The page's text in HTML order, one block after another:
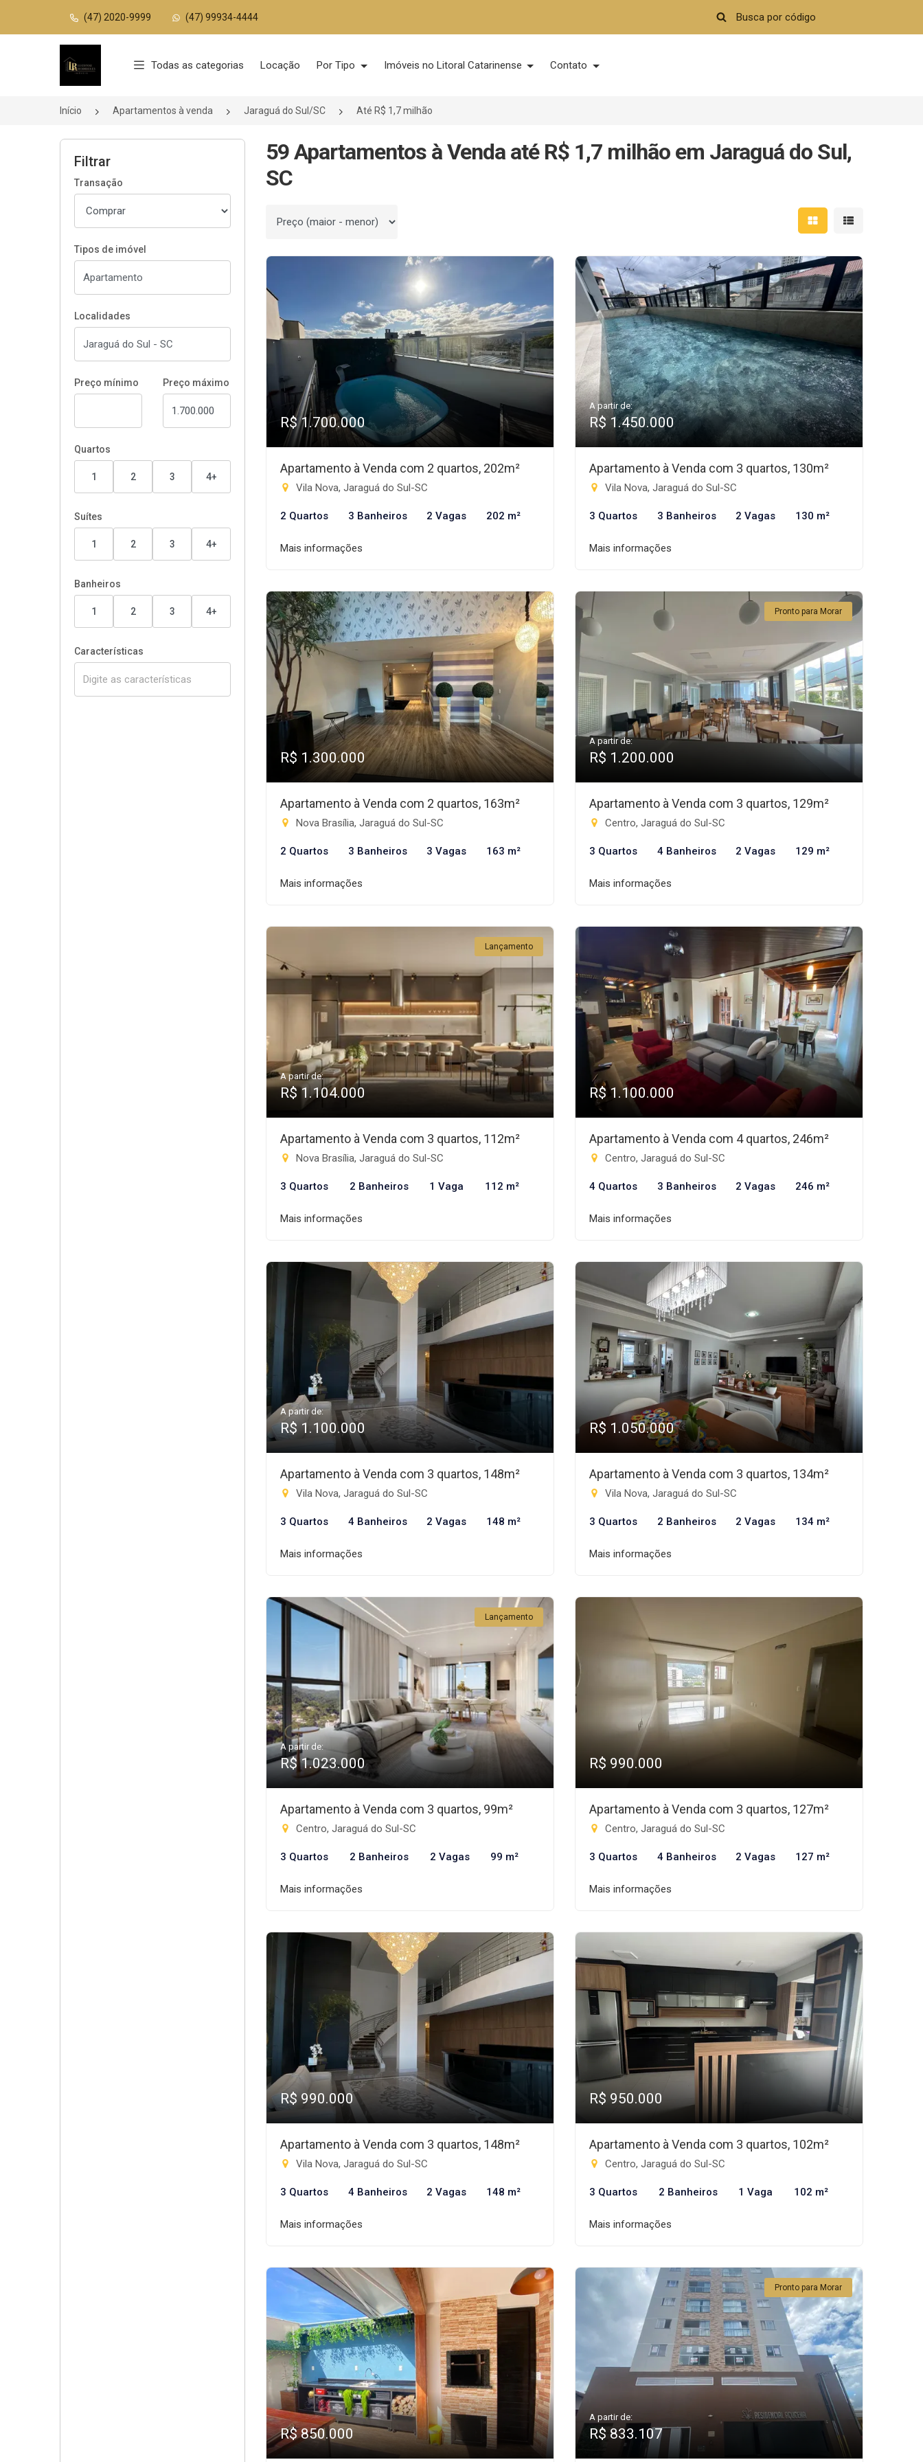
(47) 2020-9999 (47) 99934-4444
Página inicial
Todas as categorias Locação Por Tipo Imóveis no Litoral Catarinense Contato
Início Apartamentos à venda Jaraguá do Sul/SC Até R$ 1,7 milhão
Filtrar
Transação
Tipos de imóvel
Localidades
Preço mínimo Preço máximo
Quartos
1 2 3 4+
Suítes
1 2 3 4+
Banheiros
1 2 3 4+
Características
59 Apartamentos à Venda até R$ 1,7 milhão em Jaraguá do Sul,
SC
Ordenar por Mostrar resultados em
Mostrar
R$ 1.700.000
Apartamento à Venda com 2 quartos, 202m²
Vila Nova, Jaraguá do Sul-SC
2 Quartos 3 Banheiros 2 Vagas 202 m²
Mais informações
A partir de:
R$ 1.450.000
Apartamento à Venda com 3 quartos, 130m²
Vila Nova, Jaraguá do Sul-SC
3 Quartos 3 Banheiros 2 Vagas 130 m²
Mais informações
R$ 1.300.000
Apartamento à Venda com 2 quartos, 163m²
Nova Brasília, Jaraguá do Sul-SC
2 Quartos 3 Banheiros 3 Vagas 163 m²
Mais informações
Pronto para Morar
A partir de:
R$ 1.200.000
Apartamento à Venda com 3 quartos, 129m²
Centro, Jaraguá do Sul-SC
3 Quartos 4 Banheiros 2 Vagas 129 m²
Mais informações
Lançamento
A partir de:
R$ 1.104.000
Apartamento à Venda com 3 quartos, 112m²
Nova Brasília, Jaraguá do Sul-SC
3 Quartos 2 Banheiros 1 Vaga 112 m²
Mais informações
R$ 1.100.000
Apartamento à Venda com 4 quartos, 246m²
Centro, Jaraguá do Sul-SC
4 Quartos 3 Banheiros 2 Vagas 246 m²
Mais informações
A partir de:
R$ 1.100.000
Apartamento à Venda com 3 quartos, 148m²
Vila Nova, Jaraguá do Sul-SC
3 Quartos 4 Banheiros 2 Vagas 148 m²
Mais informações
R$ 1.050.000
Apartamento à Venda com 3 quartos, 134m²
Vila Nova, Jaraguá do Sul-SC
3 Quartos 2 Banheiros 2 Vagas 134 m²
Mais informações
Lançamento
A partir de:
R$ 1.023.000
Apartamento à Venda com 3 quartos, 99m²
Centro, Jaraguá do Sul-SC
3 Quartos 2 Banheiros 2 Vagas 99 m²
Mais informações
R$ 990.000
Apartamento à Venda com 3 quartos, 127m²
Centro, Jaraguá do Sul-SC
3 Quartos 4 Banheiros 2 Vagas 127 m²
Mais informações
R$ 990.000
Apartamento à Venda com 3 quartos, 148m²
Vila Nova, Jaraguá do Sul-SC
3 Quartos 4 Banheiros 2 Vagas 148 m²
Mais informações
R$ 950.000
Apartamento à Venda com 3 quartos, 102m²
Centro, Jaraguá do Sul-SC
3 Quartos 2 Banheiros 1 Vaga 102 m²
Mais informações
R$ 850.000
Pronto para Morar
A partir de:
R$ 833.107